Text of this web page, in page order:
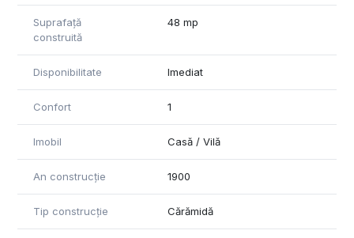
Suprafață
construită
48 mp
Disponibilitate Imediat
Confort 1
Imobil Casă / Vilă
An construcție 1900
Tip construcție Cărămidă